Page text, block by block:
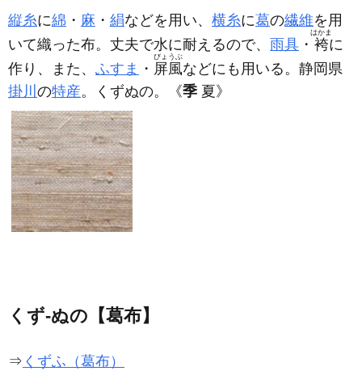
縦糸に綿 ・ 麻 ・ 絹などを用い、 横糸に葛の繊維を用
いて織った布。丈夫で水に耐えるので、 雨具 ・ 袴
はかま
に
作り、また、 ふすま ・ 屏風
びょうぶ
などにも用いる。静岡県
掛川 の特産。くずぬの。 《季 夏》
くず‐ぬの【葛布】
⇒ くずふ（葛布）